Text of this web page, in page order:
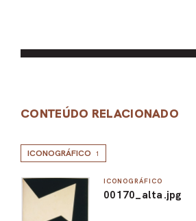
CONTEÚDO RELACIONADO
ICONOGRÁFICO 1
ICONOGRÁFICO
00170_alta.jpg